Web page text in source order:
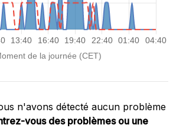
n'avons détecté aucun problème
vous des problèmes ou une